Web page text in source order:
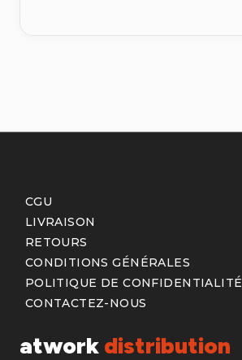
atwork distribution
CGU
LIVRAISON
RETOURS
CONDITIONS GÉNÉRALES
POLITIQUE DE CONFIDENTIALITÉ
CONTACTEZ-NOUS